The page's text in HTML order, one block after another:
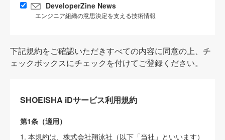
DeveloperZine News
エンジニア組織の意思決定を支える技術情報
下記規約をご確認いただきすべての内容に同意の上、チ
ェックボックスにチェックを付けてご登録ください。
SHOEISHA iDサービス利用規約
第1条（適用）
1. 本規約は、株式会社翔泳社（以下「当社」といいます）